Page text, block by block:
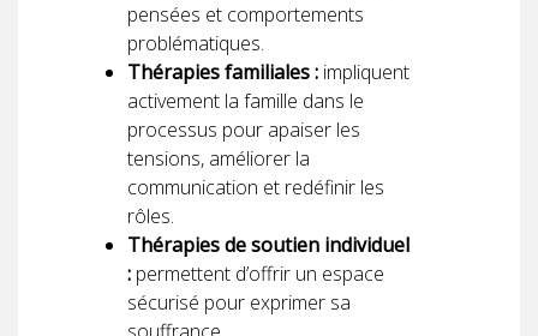
pensées et comportements
problématiques.
Thérapies familiales : impliquent
activement la famille dans le
processus pour apaiser les
tensions, améliorer la
communication et redéfinir les
rôles.
Thérapies de soutien individuel
: permettent d’offrir un espace
sécurisé pour exprimer sa